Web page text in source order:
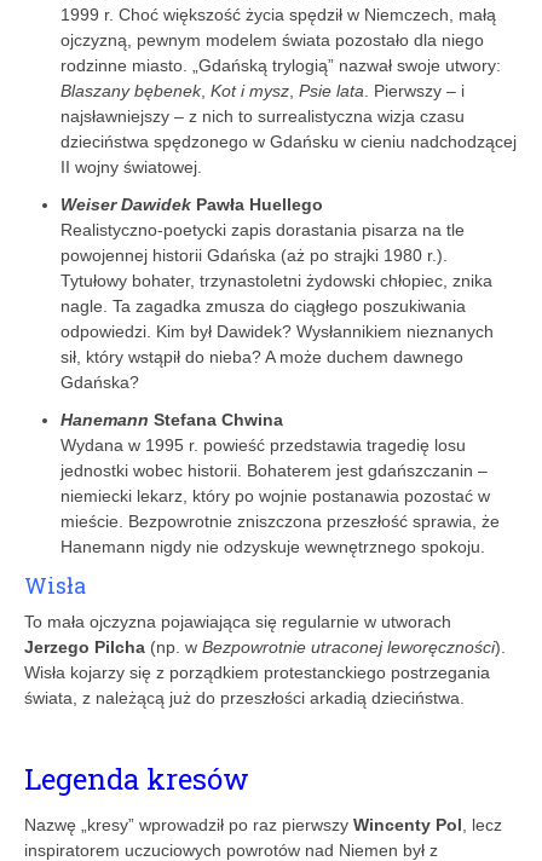
1999 r. Choć większość życia spędził w Niemczech, małą
ojczyzną, pewnym modelem świata pozostało dla niego
rodzinne miasto. „Gdańską trylogią” nazwał swoje utwory:
Blaszany bębenek, Kot i mysz Psie lata . Pierwszy – i
najsławniejszy – z nich to surrealistyczna wizja czasu
dzieciństwa spędzonego w Gdańsku w cieniu nadchodzącej
II wojny światowej.
Weiser Dawidek Pawła Huellego
Realistyczno-poetycki zapis dorastania pisarza na tle
powojennej historii Gdańska (aż po strajki 1980 r.).
Tytułowy bohater, trzynastoletni żydowski chłopiec, znika
nagle. Ta zagadka zmusza do ciągłego poszukiwania
odpowiedzi. Kim był Dawidek? Wysłannikiem nieznanych
sił, który wstąpił do nieba? A może duchem dawnego
Gdańska?
Hanemann Stefana Chwina
Wydana w 1995 r. powieść przedstawia tragedię losu
jednostki wobec historii. Bohaterem jest gdańszczanin –
niemiecki lekarz, który po wojnie postanawia pozostać w
mieście. Bezpowrotnie zniszczona przeszłość sprawia, że
Hanemann nigdy nie odzyskuje wewnętrznego spokoju.
Wisła
To mała ojczyzna pojawiająca się regularnie w utworach
Jerzego Pilcha (np. w Bezpowrotnie utraconej leworęczności).
Wisła kojarzy się z porządkiem protestanckiego postrzegania
świata, z należącą już do przeszłości arkadią dzieciństwa.
Legenda kresów
Nazwę „kresy” wprowadził po raz pierwszy Wincenty Pol , lecz
inspiratorem uczuciowych powrotów nad Niemen był z